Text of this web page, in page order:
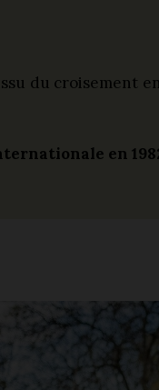
du croisement
en